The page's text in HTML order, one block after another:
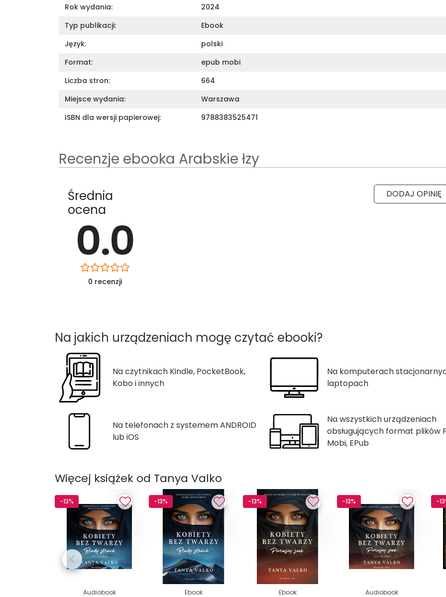
Rok wydania:
2024
Typ publikacji:
Ebook
Język:
polski
Format:
epub mobi
Liczba stron:
664
Miejsce wydania:
Warszawa
ISBN dla wersji papierowej:
9788383525471
Recenzje ebooka Arabskie łzy
Średnia
ocena
0.0
0 recenzji
DODAJ OPINIĘ
Na jakich urządzeniach mogę czytać ebooki?
Na czytnikach Kindle, PocketBook,
Kobo i innych
Na komputerach
laptopach
Na telefonach z systemem ANDROID
lub iOS
Na wszystkich urządzeniach
obsługujących format plików
Mobi, EPub
Więcej książek od Tanya Valko
-13%
Audiobook
-13%
Ebook
-13%
Ebook
-13%
Audiobook
-